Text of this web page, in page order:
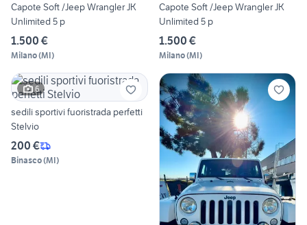
Capote Soft /Jeep Wrangler JK
Unlimited 5 p
1.500 €
Milano(MI)
Capote Soft /Jeep Wrangler JK
Unlimited 5 p
1.500 €
Milano(MI)
6
sedili sportivi fuoristrada perfetti
Stelvio
200 €
Binasco(MI)